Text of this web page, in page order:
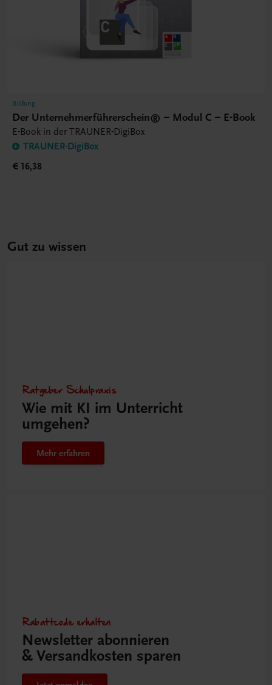
Bildung
Der Unternehmerführerschein® – Modul C – E-Book
E-Book in der TRAUNER-DigiBox
TRAUNER-DigiBox
€ 16,38
Gut zu wissen
Ratgeber Schulpraxis
Wie mit KI im Unterricht
umgehen?
Mehr erfahren
Rabattcode erhalten
Newsletter abonnieren
& Versandkosten sparen